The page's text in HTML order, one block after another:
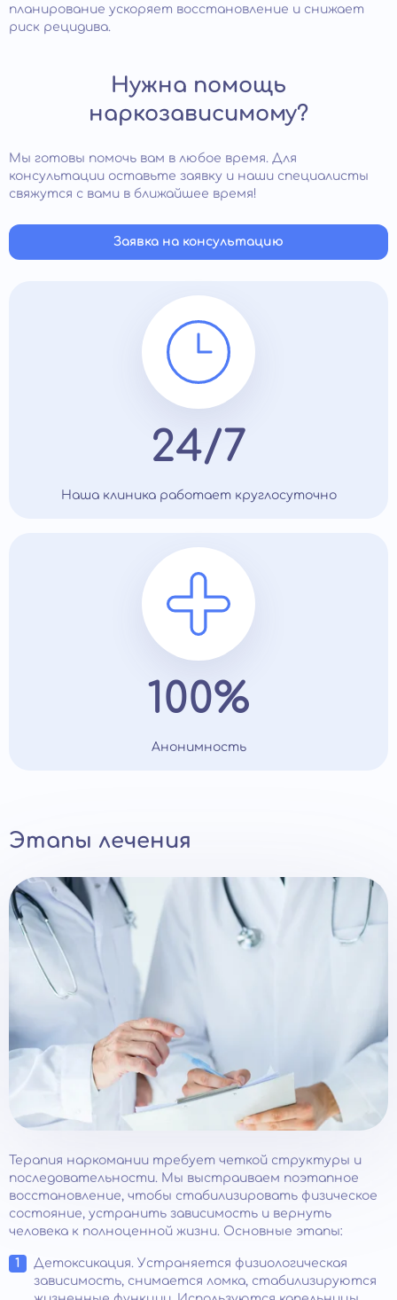
планирование ускоряет восстановление и снижает
риск рецидива.
Нужна помощь
наркозависимому?
Мы готовы помочь вам в любое время. Для
консультации оставьте заявку и наши специалисты
свяжутся с вами в ближайшее время!
Заявка на консультацию
24/7
Наша клиника работает круглосуточно
100%
Анонимность
Этапы лечения
Терапия наркомании требует четкой структуры и
последовательности. Мы выстраиваем поэтапное
восстановление, чтобы стабилизировать физическое
состояние, устранить зависимость и вернуть
человека к полноценной жизни. Основные этапы:
Детоксикация. Устраняется физиологическая
зависимость, снимается ломка, стабилизируются